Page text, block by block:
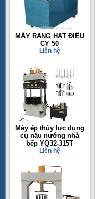
MÁY RANG HẠT ĐIỀU
CY 50
Liên hệ
Máy ép thủy lực dụng
cụ nấu nướng nhà
bếp YQ32-315T
Liên hệ